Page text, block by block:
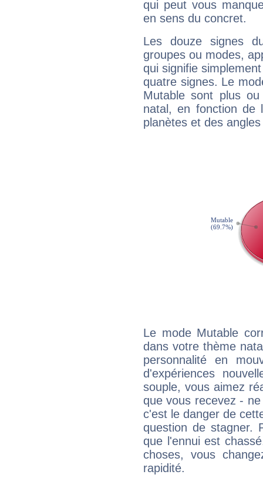
qui peut vous
en sens du concret.
Les douze signes
groupes ou modes,
qui signifie
quatre signes. Le
Mutable sont plus
natal, en fonction de
planètes et des
Le mode Mutable
dans votre thème
personnalité en
d'expériences
souple, vous aimez
que vous recevez -
c'est le danger de
question de stagner.
que l'ennui est
choses, vous
rapidité.